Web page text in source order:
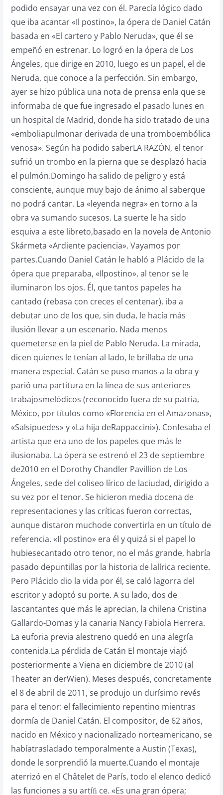
podido ensayar una vez con él. Parecía lógico dado
que iba acantar «Il postino», la ópera de Daniel Catán
basada en «El cartero y Pablo Neruda», que él se
empeñó en estrenar. Lo logró en la ópera de Los
Ángeles, que dirige en 2010, luego es un papel, el de
Neruda, que conoce a la perfección. Sin embargo,
ayer se hizo pública una nota de prensa enla que se
informaba de que fue ingresado el pasado lunes en
un hospital de Madrid, donde ha sido tratado de una
«emboliapulmonar derivada de una tromboembólica
venosa». Según ha podido saberLA RAZÓN, el tenor
sufrió un trombo en la pierna que se desplazó hacia
el pulmón.Domingo ha salido de peligro y está
consciente, aunque muy bajo de ánimo al saberque
no podrá cantar. La «leyenda negra» en torno a la
obra va sumando sucesos. La suerte le ha sido
esquiva a este libreto,basado en la novela de Antonio
Skármeta «Ardiente paciencia». Vayamos por
partes.Cuando Daniel Catán le habló a Plácido de la
ópera que preparaba, «Ilpostino», al tenor se le
iluminaron los ojos. Él, que tantos papeles ha
cantado (rebasa con creces el centenar), iba a
debutar uno de los que, sin duda, le hacía más
ilusión llevar a un escenario. Nada menos
quemeterse en la piel de Pablo Neruda. La mirada,
dicen quienes le tenían al lado, le brillaba de una
manera especial. Catán se puso manos a la obra y
parió una partitura en la línea de sus anteriores
trabajosmelódicos (reconocido fuera de su patria,
México, por títulos como «Florencia en el Amazonas»,
«Salsipuedes» y «La hija deRappaccini»). Confesaba el
artista que era uno de los papeles que más le
ilusionaba. La ópera se estrenó el 23 de septiembre
de2010 en el Dorothy Chandler Pavillion de Los
Ángeles, sede del coliseo lírico de laciudad, dirigido a
su vez por el tenor. Se hicieron media docena de
representaciones y las críticas fueron correctas,
aunque distaron muchode convertirla en un título de
referencia. «Il postino» era él y quizá si el papel lo
hubiesecantado otro tenor, no el más grande, habría
pasado depuntillas por la historia de lalírica reciente.
Pero Plácido dio la vida por él, se caló lagorra del
escritor y adoptó su porte. A su lado, dos de
lascantantes que más le aprecian, la chilena Cristina
Gallardo-Domas y la canaria Nancy Fabiola Herrera.
La euforia previa alestreno quedó en una alegría
contenida.La pérdida de Catán El montaje viajó
posteriormente a Viena en diciembre de 2010 (al
Theater an derWien). Meses después, concretamente
el 8 de abril de 2011, se produjo un durísimo revés
para el tenor: el fallecimiento repentino mientras
dormía de Daniel Catán. El compositor, de 62 años,
nacido en México y nacionalizado norteamericano, se
habíatrasladado temporalmente a Austin (Texas),
donde le sorprendió la muerte.Cuando el montaje
aterrizó en el Châtelet de París, todo el elenco dedicó
las funciones a su artíﬁ ce. «Es una gran ópera;